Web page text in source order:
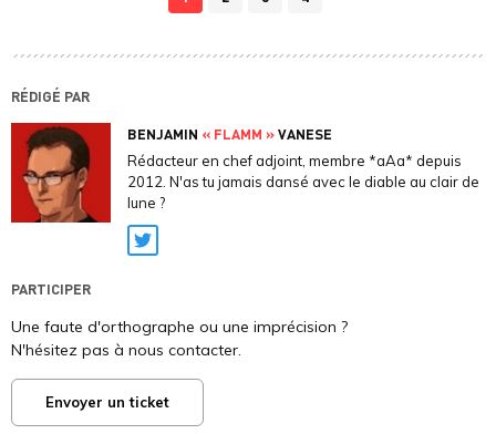
RÉDIGÉ PAR
BENJAMIN « FLAMM »VANESE
Rédacteur en chef adjoint, membre *aAa* depuis
2012. N'as tu jamais dansé avec le diable au clair de
lune ?
Twitter
PARTICIPER
Une faute d'orthographe ou une imprécision ?
N'hésitez pas à nous contacter.
Envoyer un ticket